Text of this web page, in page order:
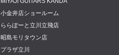
小金井店ショールーム
ららぽーと立川立飛店
昭島モリタウン店
プラザ立川